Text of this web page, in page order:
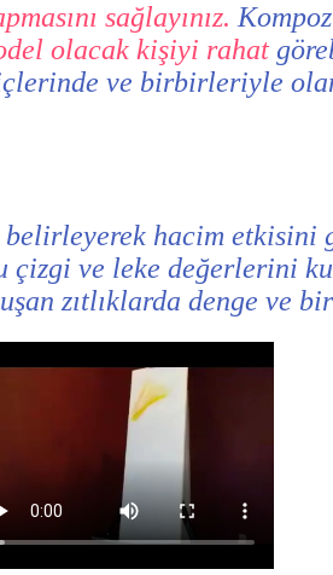
sağlayınız.
olacak kişiyi rahat
ve birbirleriyle
hacim etkisini
çizgi ve leke değerlerini
zıtlıklarda denge ve